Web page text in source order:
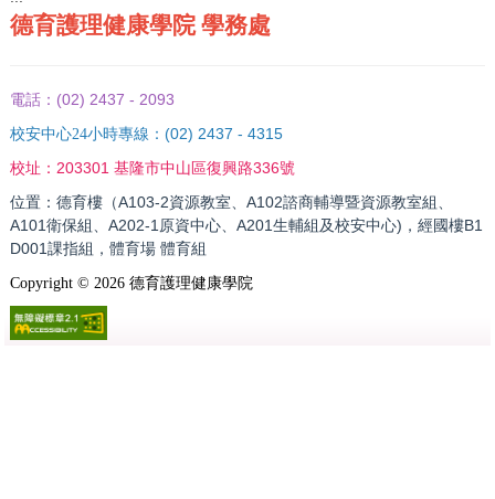
德育護理健康學院 學務處
電話： (02) 2437 - 2093
校安中心24小時專線： (02) 2437 - 4315
校址： 203301 基隆市中山區復興路336號
位置：德育樓（A103-2資源教室、A102諮商輔導暨資源教室組、
A101衛保組、A202-1原資中心、A201生輔組及校安中心)，經國樓B1
D001課指組，體育場 體育組
Copyright © 2026德育護理健康學院